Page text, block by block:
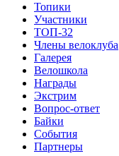
Топики
Участники
ТОП-32
Члены велоклуба
Галерея
Велошкола
Награды
Экстрим
Вопрос-ответ
Байки
События
Партнеры